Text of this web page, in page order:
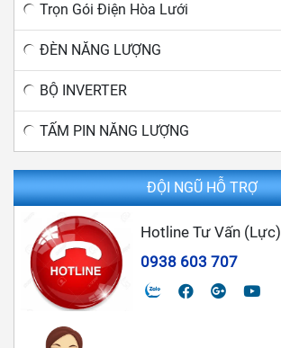
Trọn Gói Điện Hòa Lưới
ĐÈN NĂNG LƯỢNG
BỘ INVERTER
TẤM PIN NĂNG LƯỢNG
ĐỘI NGŨ HỖ TRỢ
Hotline Tư Vấn (Lực)
0938 603 707